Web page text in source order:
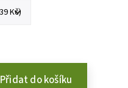
Přidat do košíku